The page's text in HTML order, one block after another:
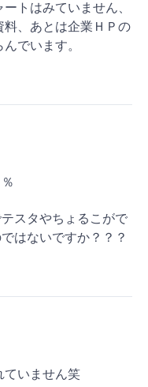
トはみていません、
、あとは企業ＨＰの
でいます。
スタやちょるこがで
はないですか？？？
ていません笑